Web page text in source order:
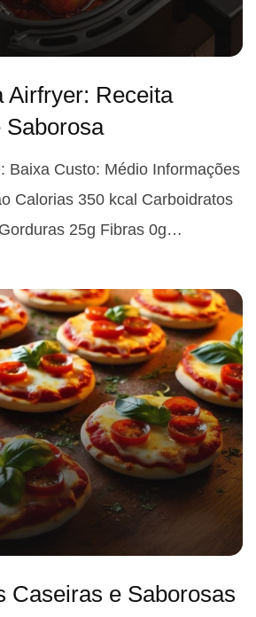
Airfryer: Receita
Saborosa
Baixa Custo: Médio Informações
Calorias 350 kcal Carboidratos
25g Fibras 0g…
Caseiras e Saborosas